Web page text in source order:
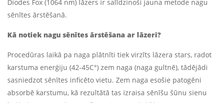
Diodes Fox (1064 nm) lāzers ir salīdzinoši jauna metode nagu
sēnītes ārstēšanā.
Kā notiek nagu sēnītes ārstēšana ar lāzeri?
Procedūras laikā pa naga plātnīti tiek virzīts lāzera stars, radot
karstuma enerģiju (42-45C°) zem naga (naga gultnē), tādējādi
sasniedzot sēnītes inficēto vietu. Zem naga esošie patogēni
absorbē karstumu, kā rezultātā tas izraisa sēnīšu šūnu sienu